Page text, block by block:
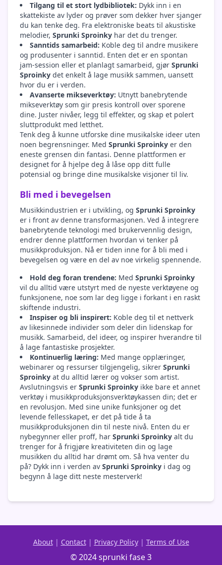
Tilgang til et stort lydbibliotek: Dykk inn i en
skattekiste av lyder og prøver som dekker hver sjanger
du kan tenke deg. Fra elektroniske beats til akustiske
melodier, Sprunki Sproinky har det du trenger.
Sanntids samarbeid: Koble deg til andre musikere
og produsenter i sanntid. Enten det er en spontan
jam-session eller et planlagt samarbeid, gjør Sprunki
Sproinky det enkelt å lage musikk sammen, uansett
hvor du er i verden.
Avanserte mikseverktøy: Utnytt banebrytende
mikseverktøy som gir presis kontroll over sporene
dine. Juster nivåer, legg til effekter, og skap et polert
sluttprodukt med letthet.
Tenk deg å kunne utforske dine musikalske ideer uten
noen begrensninger. Med Sprunki Sproinky er den
eneste grensen din fantasi. Denne plattformen er
designet for å hjelpe deg å låse opp ditt fulle
potensial og bringe dine musikalske visjoner til liv.
Bli med i bevegelsen
Musikkindustrien er i utvikling, og Sprunki Sproinky
er i front av denne transformasjonen. Ved å integrere
banebrytende teknologi med brukervennlig design,
endrer denne plattformen hvordan vi tenker på
musikkproduksjon. Nå er tiden inne for å bli med i
bevegelsen og være en del av noe virkelig spennende.
Hold deg foran trendene: Med Sprunki Sproinky
vil du alltid være utstyrt med de nyeste verktøyene og
funksjonene, noe som lar deg ligge i forkant i en raskt
skiftende industri.
Inspiser og bli inspirert: Koble deg til et nettverk
av likesinnede individer som deler din lidenskap for
musikk. Samarbeid, del ideer, og inspirer hverandre til
å lage fantastiske prosjekter.
Kontinuerlig læring: Med mange opplæringer,
webinarer og ressurser tilgjengelig, sikrer Sprunki
Sproinky at du alltid lærer og vokser som artist.
Avslutningsvis er Sprunki Sproinky ikke bare et annet
verktøy i musikkproduksjonsverktøykassen din; det er
en revolusjon. Med sine unike funksjoner og det
levende fellesskapet, er det på tide å ta
musikkproduksjonen din til neste nivå. Enten du er
nybegynner eller proff, har Sprunki Sproinky alt du
trenger for å frigjøre kreativiteten din og lage
musikken du alltid har drømt om. Så hva venter du
på? Dykk inn i verden av Sprunki Sproinky i dag og
begynn å lage ditt neste mesterverk!
About| Contact| Privacy Policy| Terms of Use
© 2024 sprunki fase 3